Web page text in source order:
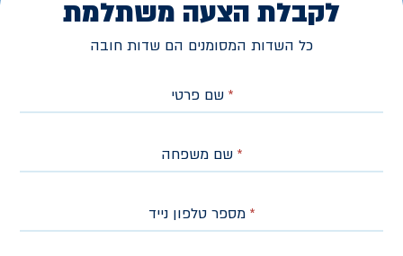
לקבלת הצעה משתלמת
כל השדות המסומנים הם שדות חובה
שם פרטי *
שם משפחה *
מספר טלפון נייד *